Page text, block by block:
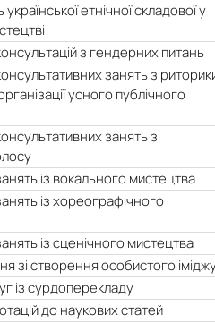
української етнічної складової у
з гендерних питань
занять з
усного публічного
занять з
із вокального мистецтва
із хореографічного
із сценічного мистецтва
зі створення особистого
із сурдоперекладу
до наукових статей